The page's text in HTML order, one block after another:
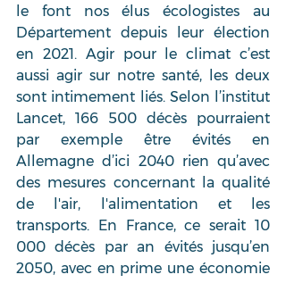
le font nos élus écologistes au
Département depuis leur élection
en 2021. Agir pour le climat c’est
aussi agir sur notre santé, les deux
sont intimement liés. Selon l’institut
Lancet, 166 500 décès pourraient
par exemple être évités en
Allemagne d’ici 2040 rien qu’avec
des mesures concernant la qualité
de l'air, l'alimentation et les
transports. En France, ce serait 10
000 décès par an évités jusqu’en
2050, avec en prime une économie